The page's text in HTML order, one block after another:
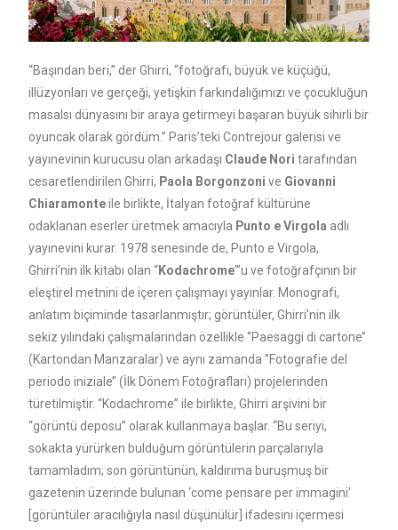
“Başından beri,” der Ghirri, “fotoğrafı, büyük ve küçüğü,
illüzyonları ve gerçeği, yetişkin farkındalığımızı ve çocukluğun
masalsı dünyasını bir araya getirmeyi başaran büyük sihirli bir
oyuncak olarak gördüm.” Paris’teki Contrejour galerisi ve
yayınevinin kurucusu olan arkadaşı Claude Nori tarafından
cesaretlendirilen Ghirri, Paola Borgonzoni ve Giovanni
Chiaramonteile birlikte, İtalyan fotoğraf kültürüne
odaklanan eserler üretmek amacıyla Punto e Virgola adlı
yayınevini kurar. 1978 senesinde de, Punto e Virgola,
Ghirri’nin ilk kitabı olan “Kodachrome”’u ve fotoğrafçının bir
eleştirel metnini de içeren çalışmayı yayınlar. Monografi,
anlatım biçiminde tasarlanmıştır; görüntüler, Ghirri’nin ilk
sekiz yılındaki çalışmalarından özellikle ‘’Paesaggi di cartone’’
(Kartondan Manzaralar) ve aynı zamanda ‘’Fotografie del
periodo iniziale’’ (İlk Dönem Fotoğrafları) projelerinden
türetilmiştir. “Kodachrome” ile birlikte, Ghirri arşivini bir
“görüntü deposu” olarak kullanmaya başlar. “Bu seriyi,
sokakta yürürken bulduğum görüntülerin parçalarıyla
tamamladım; son görüntünün, kaldırıma buruşmuş bir
gazetenin üzerinde bulunan ‘come pensare per immagini’
[görüntüler aracılığıyla nasıl düşünülür] ifadesini içermesi